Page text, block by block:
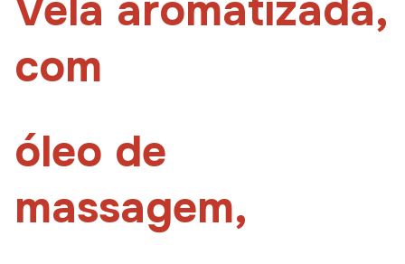
com
óleo de
massagem,